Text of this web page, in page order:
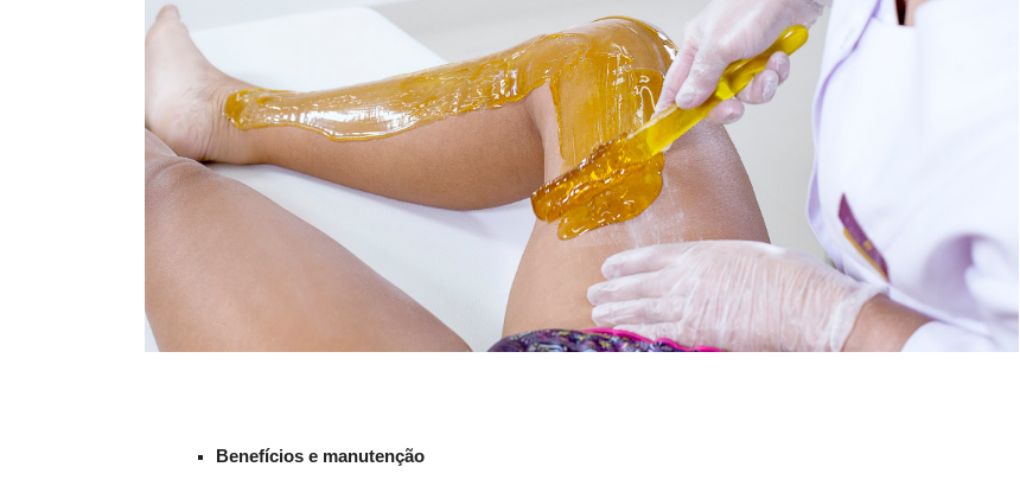
Benefícios e manutenção